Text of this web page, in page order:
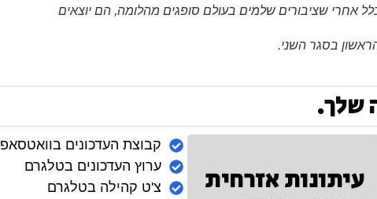
אחרי שציבורים שלמים בעולם סופגים מהלומה, הם יוצאים
בסגר השני.
שלך.
עיתונות אזרחית
קבוצת העדכונים בוואטסאפ
ערוץ העדכונים בטלגרם
צ'ט קהילה בטלגרם